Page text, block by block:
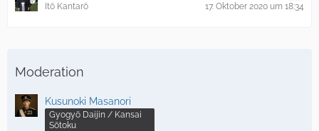
Itō Kantarō
17. Oktober 2020 um 18:34
Moderation
Kusunoki Masanori
Gyogyō Daijin / Kansai
Sōtoku